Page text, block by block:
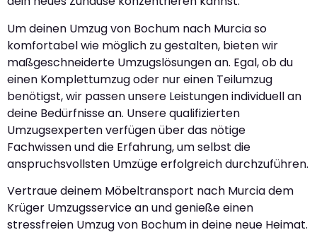
Um deinen Umzug von Bochum nach Murcia so
komfortabel wie möglich zu gestalten, bieten wir
maßgeschneiderte Umzugslösungen an. Egal, ob du
einen Komplettumzug oder nur einen Teilumzug
benötigst, wir passen unsere Leistungen individuell an
deine Bedürfnisse an. Unsere qualifizierten
Umzugsexperten verfügen über das nötige
Fachwissen und die Erfahrung, um selbst die
anspruchsvollsten Umzüge erfolgreich durchzuführen.
Vertraue deinem Möbeltransport nach Murcia dem
Krüger Umzugsservice an und genieße einen
stressfreien Umzug von Bochum in deine neue Heimat.